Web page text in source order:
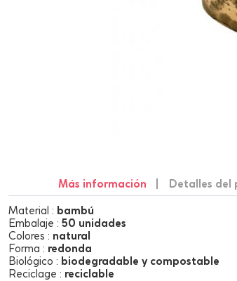
Más información Detalles del
Material : bambú
Embalaje : 50 unidades
Colores : natural
Forma : redonda
Biológico : biodegradable y compostable
Reciclage : reciclable